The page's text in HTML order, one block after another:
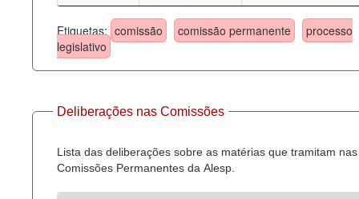
Etiquetas: comissão comissão permanente
processo
legislativo
Deliberações nas Comissões
Lista das deliberações sobre as matérias que tramitam nas
Comissões Permanentes da Alesp.